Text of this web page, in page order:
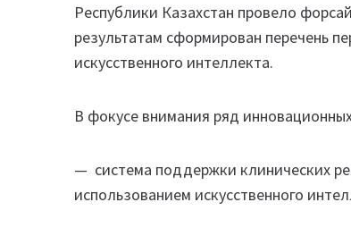
Республики Казахстан провело
результатам сформирован перечень
искусственного интеллекта.
В фокусе внимания ряд
— система поддержки клинических
использованием искусственного